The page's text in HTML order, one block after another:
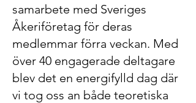
samarbete med Sveriges
Åkeriföretag för deras
medlemmar förra veckan. Med
över 40 engagerade deltagare
blev det en energifylld dag där
vi tog oss an både teoretiska